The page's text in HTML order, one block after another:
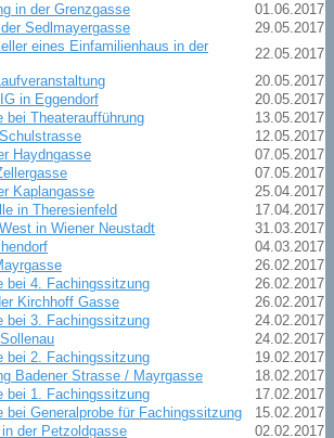
in der Grenzgasse
01.06.2017
Sedlmayergasse
29.05.2017
eines Einfamilienhaus in der
22.05.2017
20.05.2017
in Eggendorf
20.05.2017
bei Theateraufführung
13.05.2017
12.05.2017
Haydngasse
07.05.2017
07.05.2017
Kaplangasse
25.04.2017
in Theresienfeld
17.04.2017
in Wiener Neustadt
31.03.2017
04.03.2017
26.02.2017
bei 4. Fachingssitzung
26.02.2017
Kirchhoff Gasse
26.02.2017
bei 3. Fachingssitzung
24.02.2017
24.02.2017
bei 2. Fachingssitzung
19.02.2017
Badener Strasse / Mayrgasse
18.02.2017
bei 1. Fachingssitzung
17.02.2017
bei Generalprobe für Fachingssitzung
15.02.2017
der Petzoldgasse
02.02.2017